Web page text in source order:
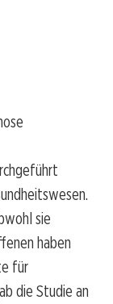
sie
haben
für
die Studie an